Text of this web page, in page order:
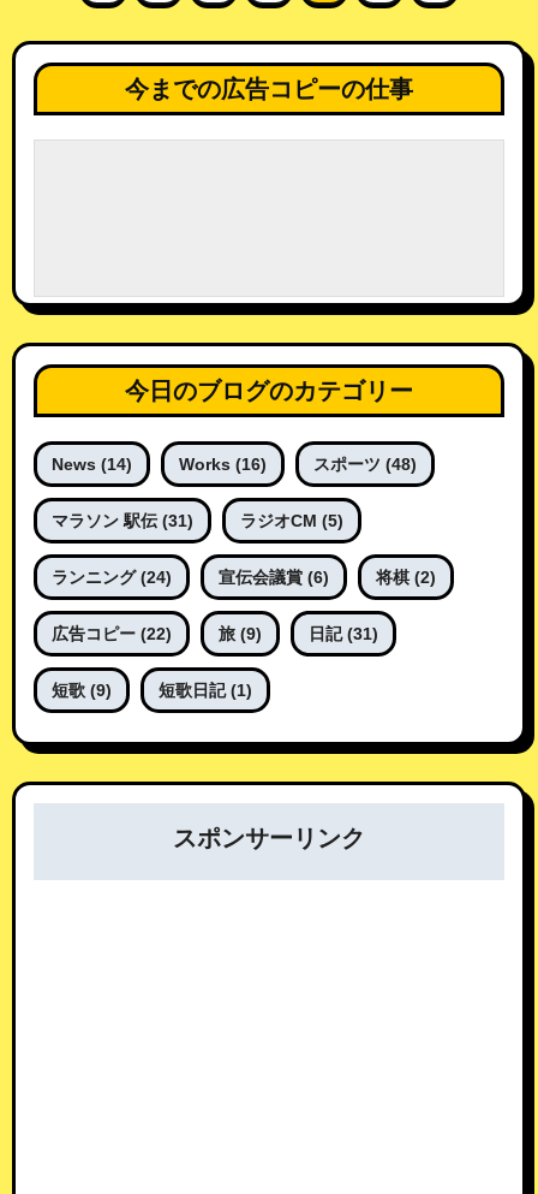
稿
の
ペ
り
今までの広告コピーの仕事
今日のブログのカテゴリー
News(14) Works(16) スポーツ (48)
マラソン 駅伝(31) ラジオCM (5)
ランニング(24) 宣伝会議賞(6) 将棋(2)
広告コピー(22) 旅(9) 日記(31)
短歌(9) 短歌日記(1)
スポンサーリンク